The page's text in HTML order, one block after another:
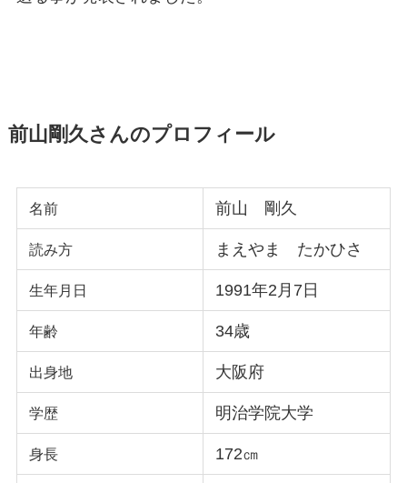
前山剛久さんのプロフィール
名前 前山 剛久
読み方 まえやま たかひさ
生年月日 1991年2月7日
年齢 34歳
出身地 大阪府
学歴 明治学院大学
身長 172㎝